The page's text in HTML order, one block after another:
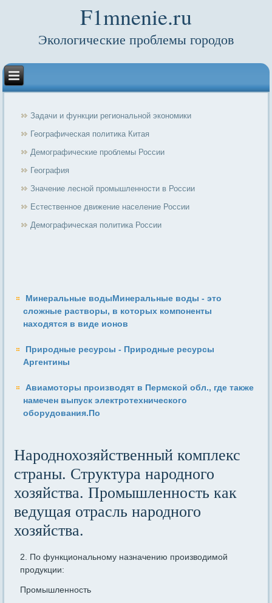
F1mnenie.ru
Экологические проблемы городов
Задачи и функции региональной экономики
Географическая политика Китая
Демографические проблемы России
География
Значение лесной промышленности в России
Естественное движение население России
Демографическая политика России
Минеральные водыМинеральные воды - это
сложные растворы, в которых компоненты
находятся в виде ионов
Природные ресурсы - Природные ресурсы
Аргентины
Авиамоторы производят в Пермской обл., где также
намечен выпуск электротехнического
оборудования.По
Народнохозяйственный комплекс
страны. Структура народного
хозяйства. Промышленность как
ведущая отрасль народного
хозяйства.
2. По функциональному назначению производимой
продукции:
Промышленность